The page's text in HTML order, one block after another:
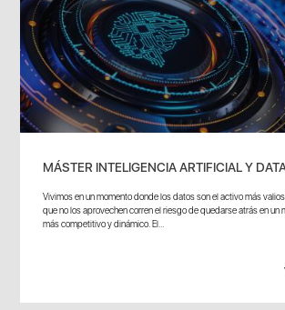
MÁSTER INTELIGENCIA ARTIFICIAL Y
Vivimos en un momento donde los datos son el activo más
que no los aprovechen corren el riesgo de quedarse atrás en un
más competitivo y dinámico. El...